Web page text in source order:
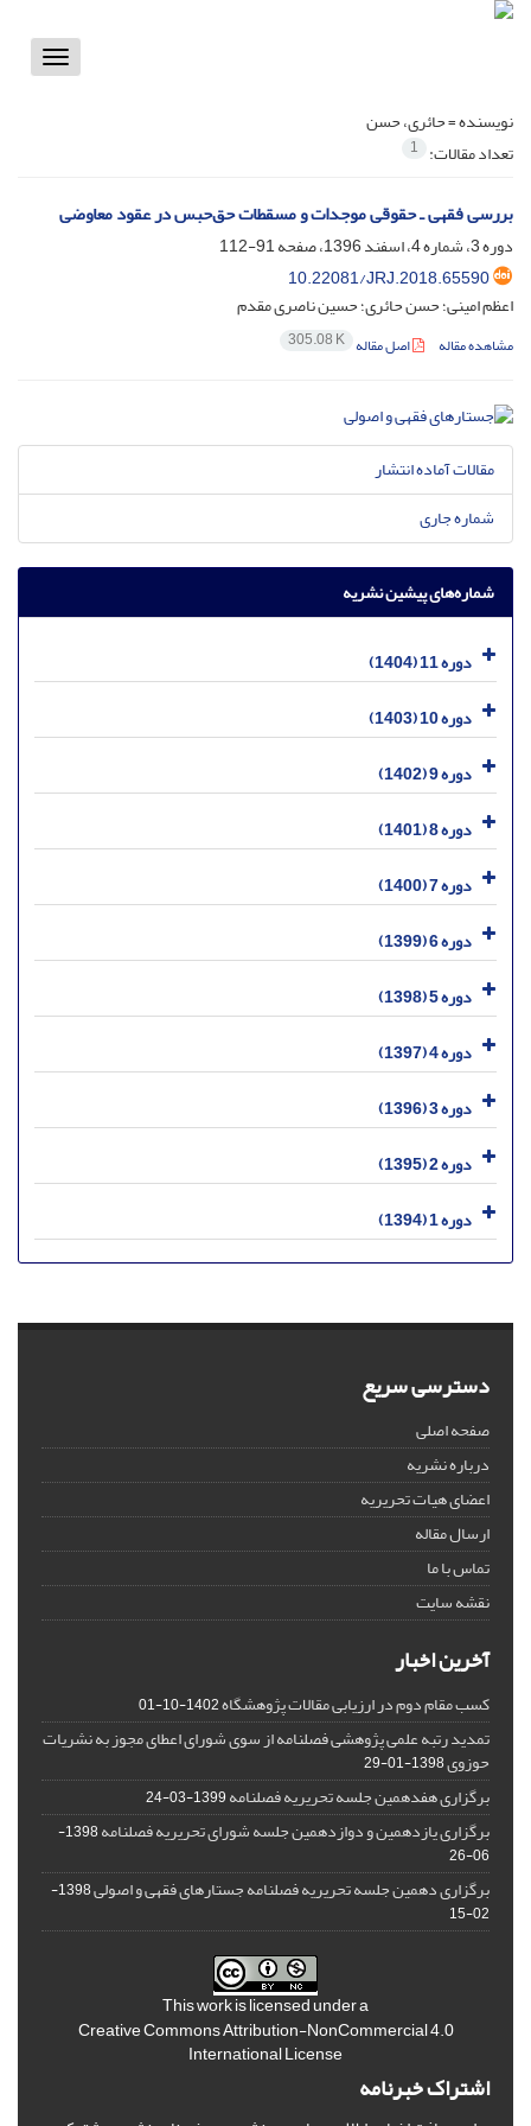
Toggle
نویسنده =حائری، حسن
تعداد مقالات: 1
بررسی فقهی ـ حقوقی موجدات و مسقطات حق‌حبس در عقود معاوضی
دوره 3، شماره 4، اسفند 1396، صفحه
91-112
10.22081/JRJ.2018.65590
اعظم امینی؛ حسن حائری؛ حسین ناصری مقدم
مشاهده مقاله اصل مقاله 305.08 K
مقالات آماده انتشار
شماره جاری
شماره‌های پیشین نشریه
دوره 11 (1404)
دوره 10 (1403)
دوره 9 (1402)
دوره 8 (1401)
دوره 7 (1400)
دوره 6 (1399)
دوره 5 (1398)
دوره 4 (1397)
دوره 3 (1396)
دوره 2 (1395)
دوره 1 (1394)
دسترسی سریع
صفحه اصلی
درباره نشریه
اعضای هیات تحریریه
ارسال مقاله
تماس با ما
نقشه سایت
آخرین اخبار
کسب مقام دوم در ارزیابی مقالات پژوهشگاه1402-10-01
تمدید رتبه علمی پژوهشی فصلنامه از سوی شورای اعطای مجوز به نشریات
حوزوی1398-01-29
برگزاری هفدهمین جلسه تحریریه فصلنامه1399-03-24
برگزاری یازدهمین و دوازدهمین جلسه شورای تحریریه فصلنامه
1398-
06-26
برگزاری دهمین جلسه تحریریه فصلنامه جستارهای فقهی و اصولی
1398-
02-15
This work is licensed under a
Creative Commons Attribution-NonCommercial 4.0
International License
اشتراک خبرنامه